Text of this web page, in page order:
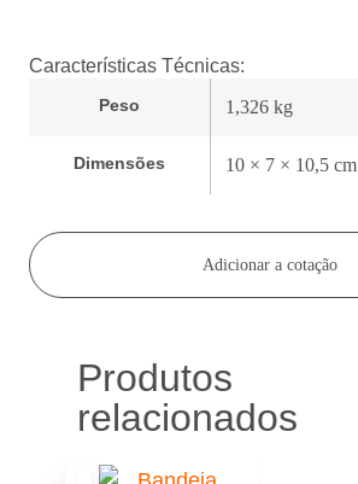
Características Técnicas:
Peso 1,326 kg
Dimensões 10 × 7 × 10,5 cm
Adicionar a cotação
Produtos
relacionados